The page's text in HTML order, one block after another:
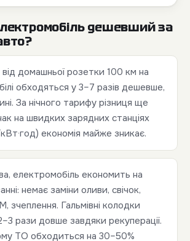
дешевший за
домашньої розетки 100 км на
обходяться у 3–7 разів дешевше,
За нічного тарифу різниця ще
на швидких зарядних станціях
економія майже зникає.
електромобіль економить на
немає заміни оливи, свічок,
зчеплення. Гальмівні колодки
рази довше завдяки рекуперації.
ТО обходиться на 30–50%